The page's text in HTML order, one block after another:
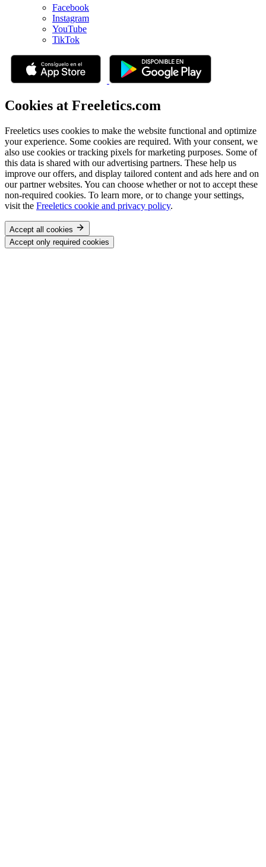
Facebook
Instagram
YouTube
TikTok
Cookies at Freeletics.com
Freeletics uses cookies to make the website functional and optimize
your experience. Some cookies are required. With your consent, we
also use cookies or tracking pixels for marketing purposes. Some of
this data is shared with our advertising partners. These help us
improve our offers, and display tailored content and ads here and on
our partner websites. You can choose whether or not to accept these
non-required cookies. To learn more, or to change your settings,
visit the Freeletics cookie and privacy policy.
Accept all cookies
Accept only required cookies